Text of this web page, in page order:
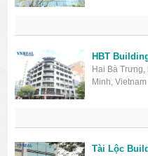
HBT
Hai Bà
Minh, Vietnam
Tài Lộc